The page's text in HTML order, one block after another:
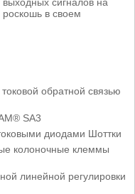
роскошь в своем
обратной связью
SA3
диодами Шоттки
колоночные клеммы
линейной регулировки